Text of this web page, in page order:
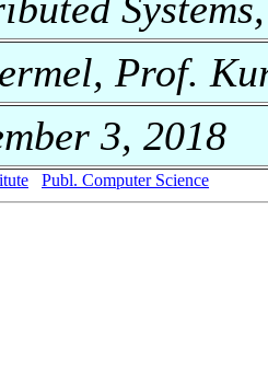
Prof.
3, 2018
Publ. Computer Science